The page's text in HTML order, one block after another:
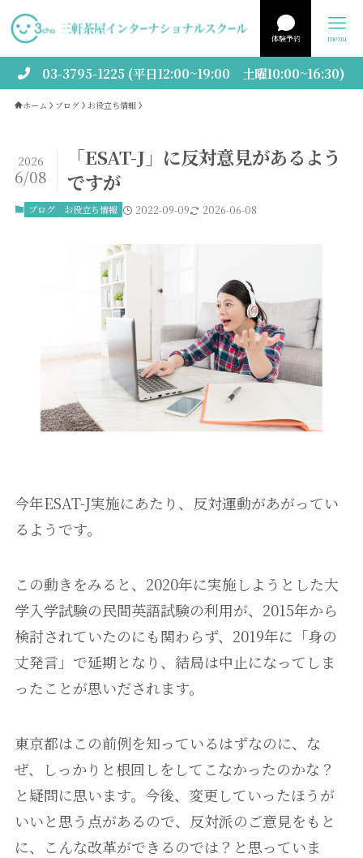
体験予約 menu
03-3795-1225 (平日12:00~19:00 土曜10:00~16:30)
ホーム ブログ お役立ち情報
「ESAT-J」に反対意見があるよう
ですが
2026
6/08
ブログ お役立ち情報 2022-09-09 2026-06-08
今年ESAT-J実施にあたり、反対運動があがってい
るようです。
この動きをみると、2020年に実施しようとした大
学入学試験の民間英語試験の利用が、2015年から
検討されていたのにも関わらず、2019年に「身の
丈発言」で延期となり、結局は中止になってしま
ったことが思いだされます。
東京都はこの前例を知っているはずなのに、な
ぜ、しっかりと根回しをしてこなかったのかな？
と疑問に思います。今後、変更していったほうが
いいと思う点があるので、反対派のご意見をもと
に、こんな改革ができるのでは？と思っていま